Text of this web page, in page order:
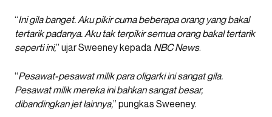
“Ini gila banget. Aku pikir cuma beberapa orang yang bakal
tertarik padanya. Aku tak terpikir semua orang bakal tertarik
seperti ini,” ujar Sweeney kepada NBC News.
“Pesawat-pesawat milik para oligarki ini sangat gila.
Pesawat milik mereka ini bahkan sangat besar,
dibandingkan jet lainnya,” pungkas Sweeney.